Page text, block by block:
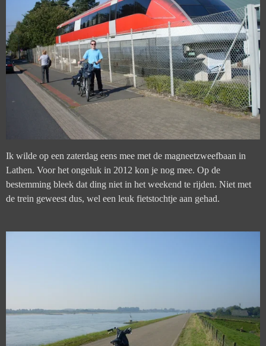
Ik wilde op een zaterdag eens mee met de magneetzweefbaan in
Lathen. Voor het ongeluk in 2012 kon je nog mee. Op de
bestemming bleek dat ding niet in het weekend te rijden. Niet met
de trein geweest dus, wel een leuk fietstochtje aan gehad.